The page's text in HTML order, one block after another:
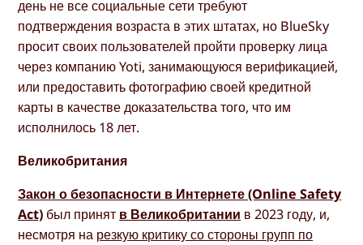
день не все социальные сети требуют
подтверждения возраста в этих штатах, но BlueSky
просит своих пользователей пройти проверку лица
через компанию Yoti, занимающуюся верификацией,
или предоставить фотографию своей кредитной
карты в качестве доказательства того, что им
исполнилось 18 лет.
Великобритания
Закон о безопасности в Интернете (Online Safety
Act) был принят в Великобритании в 2023 году, и,
несмотря на резкую критику со стороны групп по